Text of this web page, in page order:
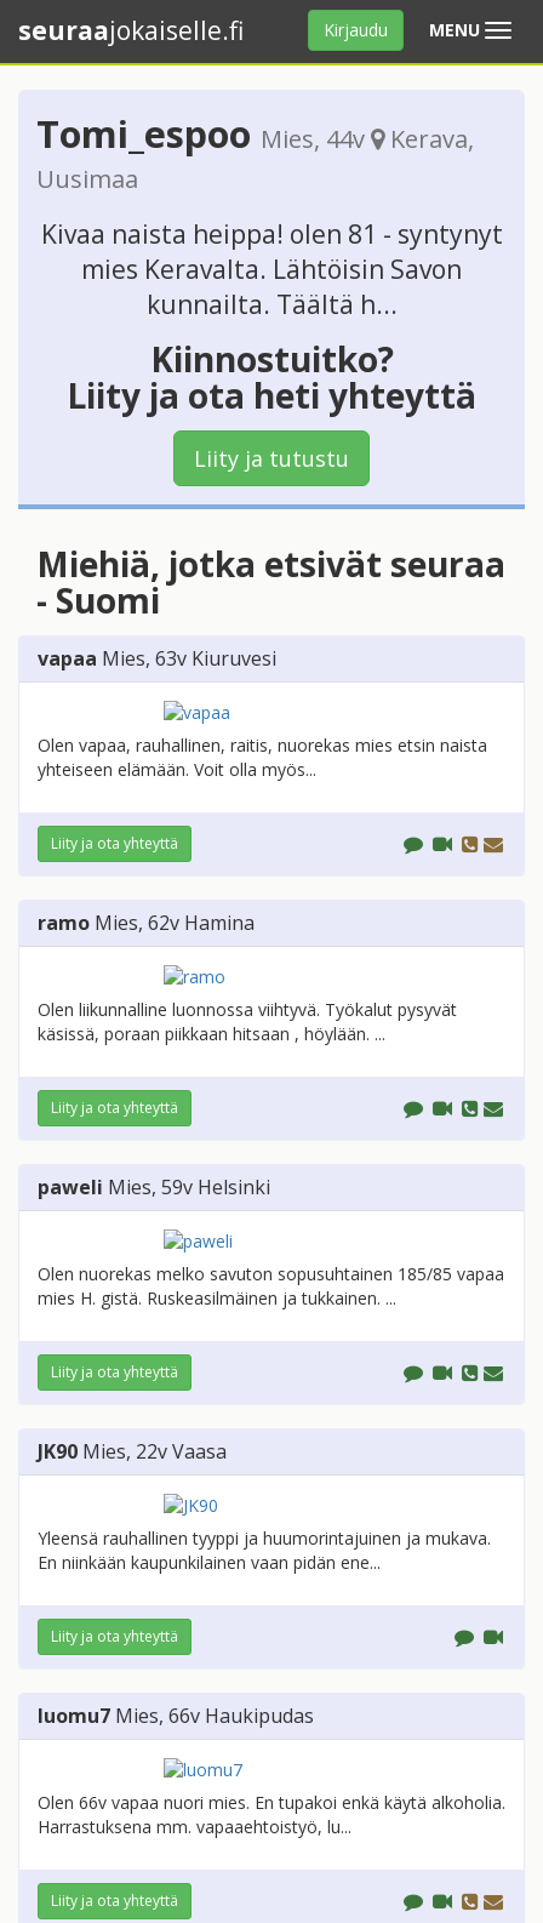
MENU Avaa
valikko
seuraajokaiselle.fi Kirjaudu
Tomi_espoo Mies, 44v Kerava,
Uusimaa
Kivaa naista heippa! olen 81 - syntynyt
mies Keravalta. Lähtöisin Savon
kunnailta. Täältä h...
Kiinnostuitko?
Liity ja ota heti yhteyttä
Liity ja tutustu
Miehiä, jotka etsivät seuraa
- Suomi
vapaa Mies, 63v Kiuruvesi
Olen vapaa, rauhallinen, raitis, nuorekas mies etsin naista
yhteiseen elämään. Voit olla myös...
Liity ja ota yhteyttä
ramo Mies, 62v Hamina
Olen liikunnalline luonnossa viihtyvä. Työkalut pysyvät
käsissä, poraan piikkaan hitsaan , höylään. ...
Liity ja ota yhteyttä
paweli Mies, 59v Helsinki
Olen nuorekas melko savuton sopusuhtainen 185/85 vapaa
mies H. gistä. Ruskeasilmäinen ja tukkainen. ...
Liity ja ota yhteyttä
JK90 Mies, 22vVaasa
Yleensä rauhallinen tyyppi ja huumorintajuinen ja mukava.
En niinkään kaupunkilainen vaan pidän ene...
Liity ja ota yhteyttä
luomu7 Mies, 66v Haukipudas
Olen 66v vapaa nuori mies. En tupakoi enkä käytä alkoholia.
Harrastuksena mm. vapaaehtoistyö, lu...
Liity ja ota yhteyttä